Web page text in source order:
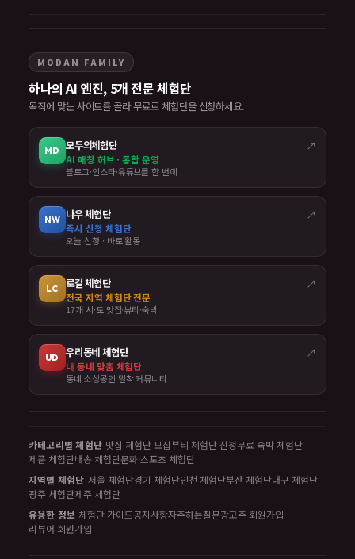
MODAN FAMILY
하나의 AI 엔진, 5개 전문 체험단
목적에 맞는 사이트를 골라 무료로 체험단을 신청하세요.
MD 모두의체험단 ↗
AI 매칭 허브 · 통합 운영
블로그·인스타·유튜브를 한 번에
NW 나우 체험단 ↗
즉시 신청 체험단
오늘 신청 · 바로 활동
LC 로컬 체험단 ↗
전국 지역 체험단 전문
17개 시·도 맛집·뷰티·숙박
UD 우리동네 체험단 ↗
내 동네 맞춤 체험단
동네 소상공인 밀착 커뮤니티
카테고리별 체험단 맛집 체험단 모집뷰티 체험단 신청무료 숙박 체험단
제품 체험단배송 체험단문화·스포츠 체험단
지역별 체험단 서울 체험단경기 체험단인천 체험단부산 체험단대구 체험단
광주 체험단제주 체험단
유용한 정보 체험단 가이드공지사항자주하는질문광고주 회원가입
리뷰어 회원가입